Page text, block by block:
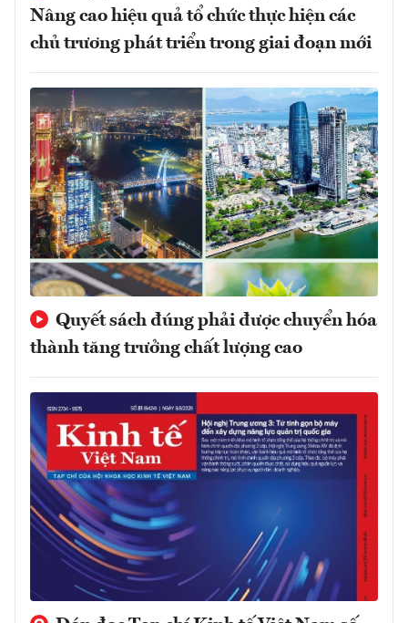
Nâng cao hiệu quả tổ chức thực hiện các
chủ trương phát triển trong giai đoạn mới
Quyết sách đúng phải được chuyển hóa
thành tăng trưởng chất lượng cao